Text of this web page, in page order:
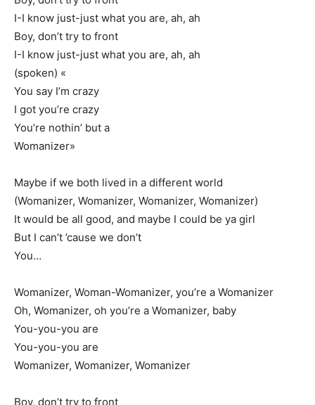
I-I know just-just what you are, ah, ah
Boy, don’t try to front
I-I know just-just what you are, ah, ah
(spoken) «
You say I’m crazy
I got you’re crazy
You’re nothin’ but a
Womanizer»
Maybe if we both lived in a different world
(Womanizer, Womanizer, Womanizer, Womanizer)
It would be all good, and maybe I could be ya girl
But I can’t ’cause we don’t
You…
Womanizer, Woman-Womanizer, you’re a Womanizer
Oh, Womanizer, oh you’re a Womanizer, baby
You-you-you are
You-you-you are
Womanizer, Womanizer, Womanizer
Boy, don’t try to front